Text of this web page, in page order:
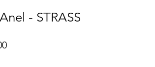
- STRASS
Sale